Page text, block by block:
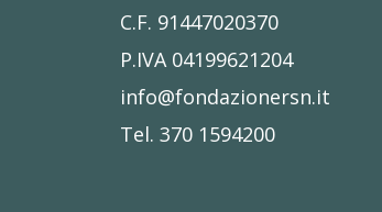
C.F. 91447020370
P.IVA 04199621204
info@fondazionersn.it
Tel. 370 1594200